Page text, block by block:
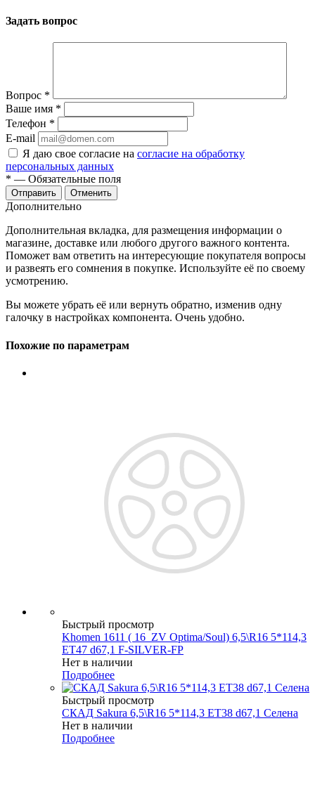
Задать вопрос
Вопрос *
Ваше имя *
Телефон *
E-mail
Я даю свое согласие на согласие на обработку
персональных данных
* — Обязательные поля
Отменить
Дополнительно
Дополнительная вкладка, для размещения информации о
магазине, доставке или любого другого важного контента.
Поможет вам ответить на интересующие покупателя вопросы
и развеять его сомнения в покупке. Используйте её по своему
усмотрению.
Вы можете убрать её или вернуть обратно, изменив одну
галочку в настройках компонента. Очень удобно.
Похожие по параметрам
Быстрый просмотр
Khomen 1611 ( 16_ZV Optima/Soul) 6,5\R16 5*114,3
ET47 d67,1 F-SILVER-FP
Нет в наличии
Подробнее
Быстрый просмотр
СКАД Sakura 6,5\R16 5*114,3 ET38 d67,1 Селена
Нет в наличии
Подробнее